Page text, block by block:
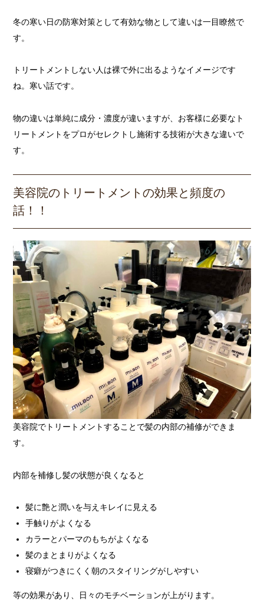
冬の寒い日の防寒対策として有効な物として違いは一目瞭然で
す。
トリートメントしない人は裸で外に出るようなイメージです
ね。寒い話です。
物の違いは単純に成分・濃度が違いますが、お客様に必要なト
リートメントをプロがセレクトし施術する技術が大きな違いで
す。
美容院のトリートメントの効果と頻度の
話！！
美容院でトリートメントすることで髪の内部の補修ができま
す。
内部を補修し髪の状態が良くなると
髪に艶と潤いを与えキレイに見える
手触りがよくなる
カラーとパーマのもちがよくなる
髪のまとまりがよくなる
寝癖がつきにくく朝のスタイリングがしやすい
等の効果があり、日々のモチベーションが上がります。